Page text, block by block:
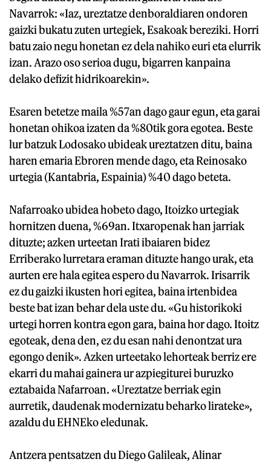
Navarrok: «Iaz, ureztatze denboraldiaren ondoren
gaizki bukatu zuten urtegiek, Esakoak bereziki. Horri
batu zaio negu honetan ez dela nahiko euri eta elurrik
izan. Arazo oso serioa dugu, bigarren kanpaina
delako defizit hidrikoarekin».
Esaren betetze maila %57an dago gaur egun, eta garai
honetan ohikoa izaten da %80tik gora egotea. Beste
lur batzuk Lodosako ubideak ureztatzen ditu, baina
haren emaria Ebroren mende dago, eta Reinosako
urtegia (Kantabria, Espainia) %40 dago beteta.
Nafarroako ubidea hobeto dago, Itoizko urtegiak
hornitzen duena, %69an. Itxaropenak han jarriak
dituzte; azken urteetan Irati ibaiaren bidez
Erriberako lurretara eraman dituzte hango urak, eta
aurten ere hala egitea espero du Navarrok. Irisarrik
ez du gaizki ikusten hori egitea, baina irtenbidea
beste bat izan behar dela uste du. «Gu historikoki
urtegi horren kontra egon gara, baina hor dago. Itoitz
egoteak, dena den, ez du esan nahi denontzat ura
egongo denik». Azken urteetako lehorteak berriz ere
ekarri du mahai gainera ur azpiegiturei buruzko
eztabaida Nafarroan. «Ureztatze berriak egin
aurretik, daudenak modernizatu beharko lirateke»,
azaldu du EHNEko eledunak.
Antzera pentsatzen du Diego Galileak, Alinar